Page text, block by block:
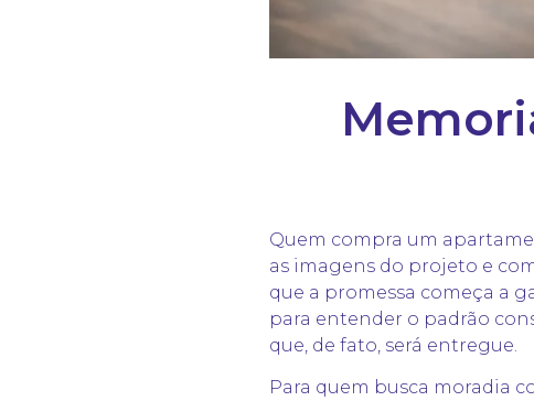
Quem compra um
as imagens do projeto e
que a promessa começa a
para entender o padrão
que, de fato, será entregue.
Para quem busca moradia